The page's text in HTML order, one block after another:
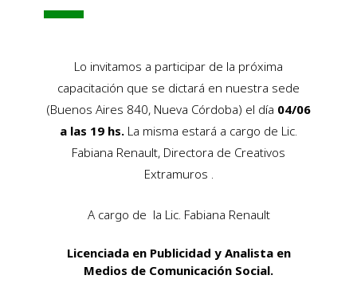
Lo invitamos a participar de la próxima
capacitación que se dictará en nuestra sede
(Buenos Aires 840, Nueva Córdoba) el día 04/06
a las 19 hs. La misma estará a cargo de Lic.
Fabiana Renault, Directora de Creativos
Extramuros .
A cargo de la Lic. Fabiana Renault
Licenciada en Publicidad y Analista en
Medios de Comunicación Social.